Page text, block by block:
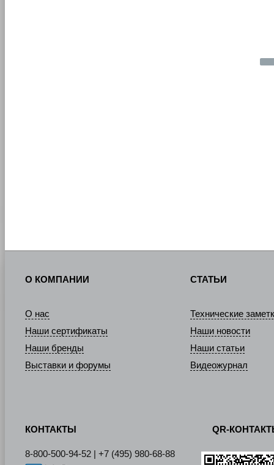
О КОМПАНИИ
О нас
Наши сертификаты
Наши бренды
Выставки и форумы
СТАТЬИ
Технические
Наши новости
Наши статьи
Видеожурнал
КОНТАКТЫ
8-800-500-94-52 | +7 (495) 980-68-88
QR-